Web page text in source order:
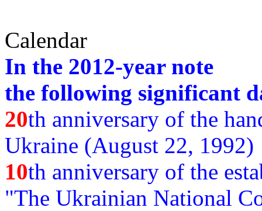
Calendar
In the 2012-year note
the following significant
20th anniversary of the
Ukraine (August 22, 1992)
10th anniversary of the
"The Ukrainian National